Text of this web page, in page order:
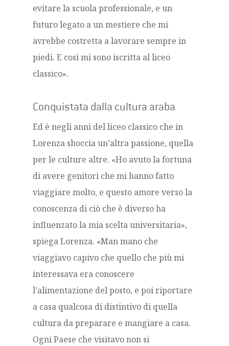
evitare la scuola professionale, e un
futuro legato a un mestiere che mi
avrebbe costretta a lavorare sempre in
piedi. E così mi sono iscritta al liceo
classico».
Conquistata dalla cultura araba
Ed è negli anni del liceo classico che in
Lorenza sboccia un’altra passione, quella
per le culture altre. «Ho avuto la fortuna
di avere genitori che mi hanno fatto
viaggiare molto, e questo amore verso la
conoscenza di ciò che è diverso ha
influenzato la mia scelta universitaria»,
spiega Lorenza. «Man mano che
viaggiavo capivo che quello che più mi
interessava era conoscere
l’alimentazione del posto, e poi riportare
a casa qualcosa di distintivo di quella
cultura da preparare e mangiare a casa.
Ogni Paese che visitavo non si